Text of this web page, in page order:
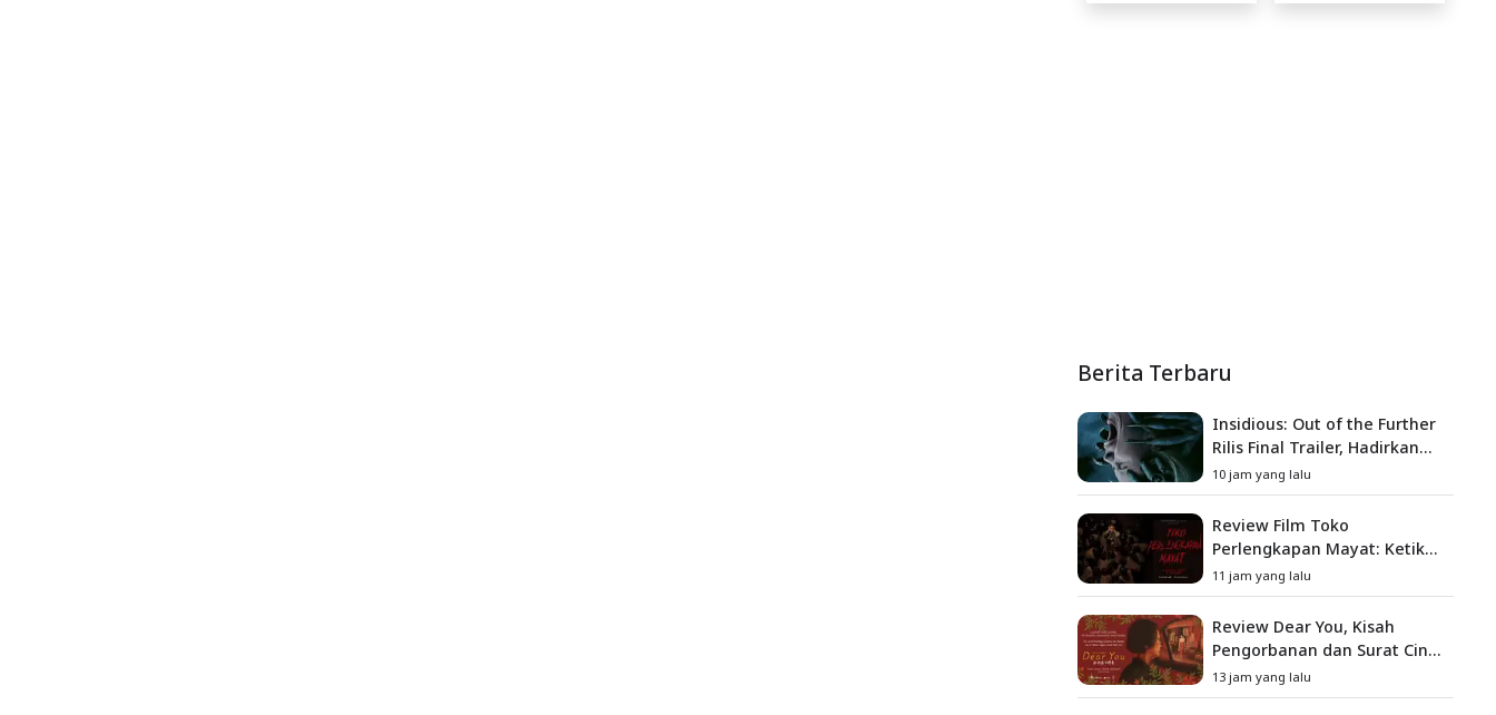
Berita Terbaru
Insidious: Out of the Further
Rilis Final Trailer, Hadirkan
Teror Baru, Iblis Kini Masuk
ke Dunia Manusia
10 jam yang lalu
Review Film Toko
Perlengkapan Mayat: Ketika
Kutukan Keluarga Menjadi
Sumber Teror yang
Sesungguhnya
11 jam yang lalu
Review Dear You, Kisah
Pengorbanan dan Surat Cinta
yang Menyentuh Hati
13 jam yang lalu